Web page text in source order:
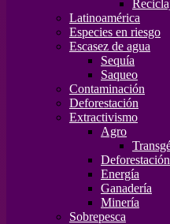
Latinoamérica
Especies en riesgo
Escasez de agua
Sequía
Saqueo
Contaminación
Deforestación
Extractivismo
Agro
Deforestación
Energía
Ganadería
Minería
Sobrepesca